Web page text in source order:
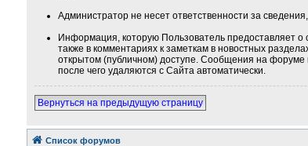
Администратор не несет ответственности за
Информация, которую Пользователь предоставляет
также в комментариях к заметкам в новостных
открытом (публичном) доступе. Сообщения на форуме
после чего удаляются с Сайта автоматически.
Вернуться на предыдущую страницу
Список форумов